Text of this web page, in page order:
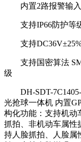
内置2路报警输入
支持IP66防护等级
支持DC36V±25%
支持国密算法 SM1
级
DH-SDT-7C1405-
光抢球一体机 内置
构化功能：支持机动
抓拍、非机动车属性
持人脸抓拍、人脸属